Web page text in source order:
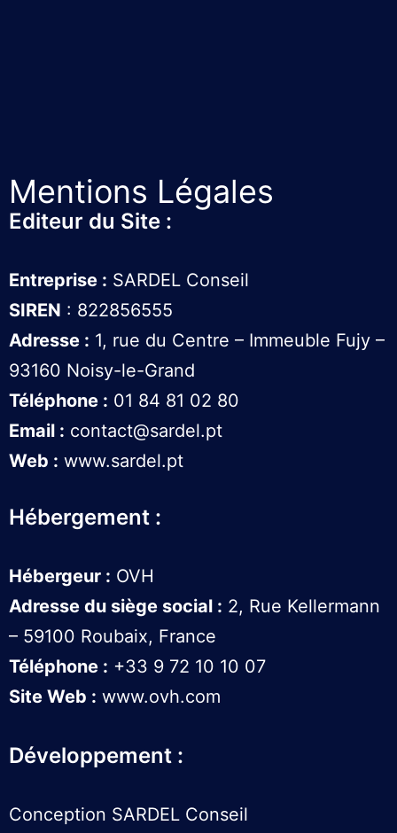
Mentions Légales
Editeur du Site :
Entreprise : SARDEL Conseil
SIREN : 822856555
Adresse : 1, rue du Centre – Immeuble Fujy –
93160 Noisy-le-Grand
Téléphone : 01 84 81 02 80
Email : contact@sardel.pt
Web : www.sardel.pt
Hébergement :
Hébergeur : OVH
Adresse du siège social : 2, Rue Kellermann
– 59100 Roubaix, France
Téléphone : +33 9 72 10 10 07
Site Web : www.ovh.com
Développement :
Conception SARDEL Conseil